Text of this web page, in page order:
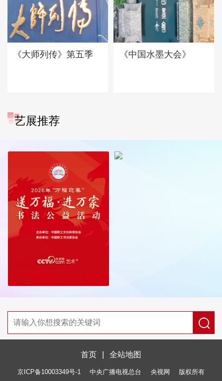
《大师列传》第五季 《中国水墨大会》
艺展推荐
首页 全站地图
京ICP备10003349号-1 中央广播电视总台 央视网 版权所有